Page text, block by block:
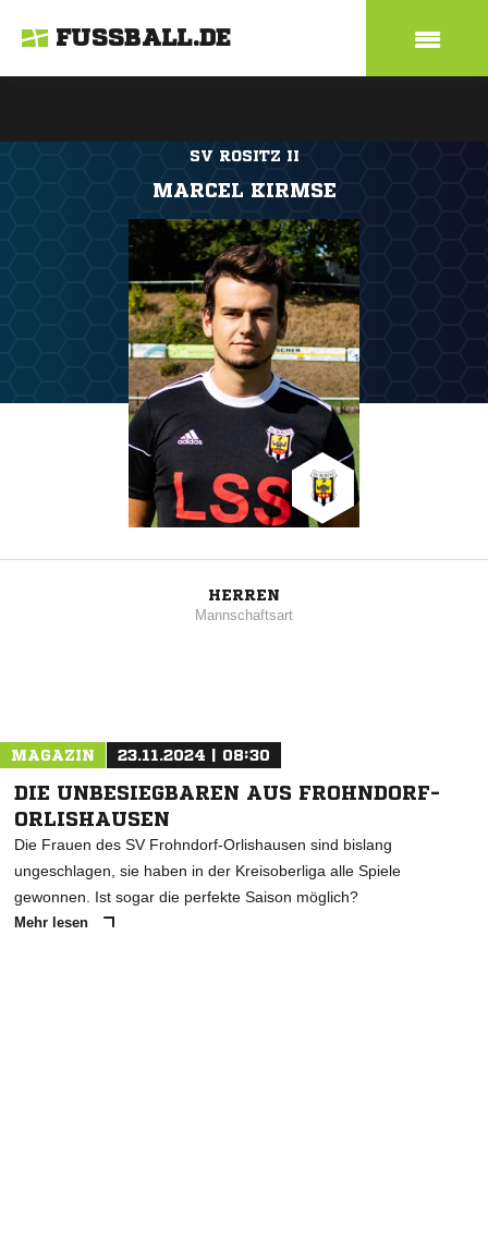
FUSSBALL.DE
SV ROSITZ II
MARCEL KIRMSE
HERREN
Mannschaftsart
MAGAZIN 23.11.2024 | 08:30
DIE UNBESIEGBAREN AUS FROHNDORF-
ORLISHAUSEN
Die Frauen des SV Frohndorf-Orlishausen sind bislang
ungeschlagen, sie haben in der Kreisoberliga alle Spiele
gewonnen. Ist sogar die perfekte Saison möglich?
Mehr lesen